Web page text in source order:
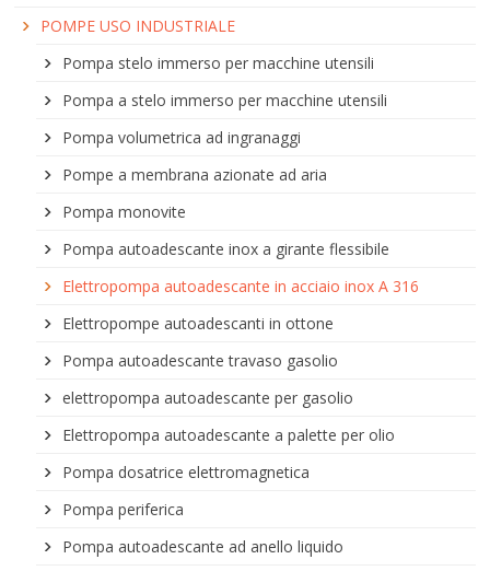
POMPE USO INDUSTRIALE
Pompa stelo immerso per macchine utensili
Pompa a stelo immerso per macchine utensili
Pompa volumetrica ad ingranaggi
Pompe a membrana azionate ad aria
Pompa monovite
Pompa autoadescante inox a girante flessibile
Elettropompa autoadescante in acciaio inox A 316
Elettropompe autoadescanti in ottone
Pompa autoadescante travaso gasolio
elettropompa autoadescante per gasolio
Elettropompa autoadescante a palette per olio
Pompa dosatrice elettromagnetica
Pompa periferica
Pompa autoadescante ad anello liquido